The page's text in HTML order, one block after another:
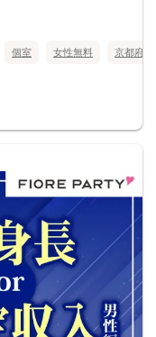
個室 女性無料 京都府